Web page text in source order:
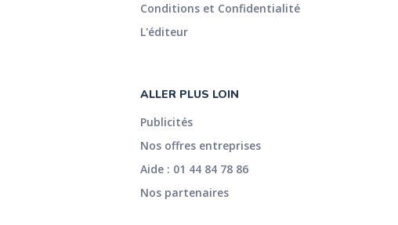
Conditions et Confidentialité
L'éditeur
ALLER PLUS LOIN
Publicités
Nos offres entreprises
Aide : 01 44 84 78 86
Nos partenaires